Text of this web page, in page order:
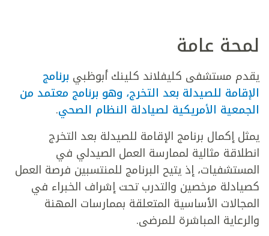
لمحة عامة
يقدم مستشفى كليفلاند كلينك أبوظبي برنامج
الإقامة للصيدلة بعد التخرج، وهو برنامج معتمد من
الجمعية الأمريكية لصيادلة النظام الصحي.
يمثل إكمال برنامج الإقامة للصيدلة بعد التخرج
انطلاقة مثالية لممارسة العمل الصيدلي في
المستشفيات، إذ يتيح البرنامج للمنتسبين فرصة العمل
كصيادلة مرخصين والتدرب تحت إشراف الخبراء في
المجالات الأساسية المتعلقة بممارسات المهنة
والرعاية المباشرة للمرضى.